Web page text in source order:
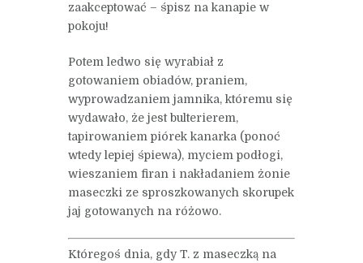
zaakceptować – śpisz na kanapie w
pokoju!
Potem ledwo się wyrabiał z
gotowaniem obiadów, praniem,
wyprowadzaniem jamnika, któremu się
wydawało, że jest bulterierem,
tapirowaniem piórek kanarka (ponoć
wtedy lepiej śpiewa), myciem podłogi,
wieszaniem firan i nakładaniem żonie
maseczki ze sproszkowanych skorupek
jaj gotowanych na różowo.
Któregoś dnia, gdy T. z maseczką na